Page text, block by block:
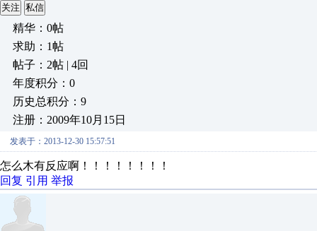
关注 私信
精华：0帖
求助：1帖
帖子：2帖 | 4回
年度积分：0
历史总积分：9
注册：2009年10月15日
发表于：2013-12-30 15:57:51
怎么木有反应啊！！！！！！！！
回复 引用 举报